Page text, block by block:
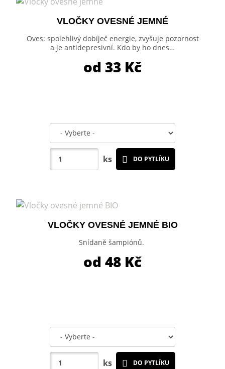
VLOČKY OVESNÉ JEMNÉ
Oves: spolehlivý dobíječ energie, zvyšuje pozornost
a je antidepresivní. Kdo by ho dnes…
od 33 Kč
ks DO PYTLÍKU
VLOČKY OVESNÉ JEMNÉ BIO
Snídaně šampiónů.
od 48 Kč
ks DO PYTLÍKU